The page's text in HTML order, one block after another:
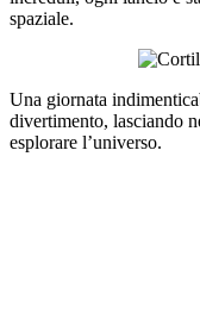
spaziale.
Una giornata
divertimento, lasciando
esplorare l’universo.